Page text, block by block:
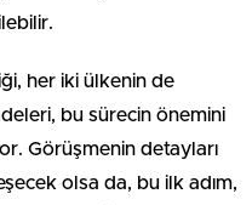
her iki ülkenin de
bu sürecin önemini
Görüşmenin detayları
olsa da, bu ilk adım,